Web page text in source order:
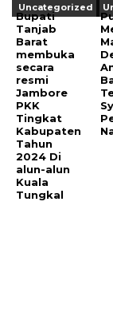
Uncategorized
Bupati
Tanjab
Barat
membuka
secara
resmi
Jambore
PKK
Tingkat
Kabupaten
Tahun
2024 Di
alun-alun
Kuala
Tungkal